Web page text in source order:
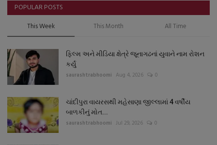
POPULAR POSTS
This Week This Month All Time
ફિલ્મ અને મીડિયા ક્ષેત્રે જૂનાગઢનાં યુવાને નામ રોશન
કર્યું
saurashtrabhoomi Aug 4, 2026 0
ચાંદીપુરા વાયરસથી મહેસાણા જીલ્લામાં 4 વર્ષીય
બાળકીનું મોત...
saurashtrabhoomi Jul 29, 2026 0